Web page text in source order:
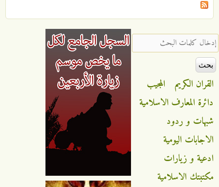
‏إدخال كلمات البحث ‏
القران الكريم
المجيب
دائرة المعارف الاسلامية
شبهات و ردود
الاجابات اليومية
ادعية و زيارات
مكتبتك الاسلامية